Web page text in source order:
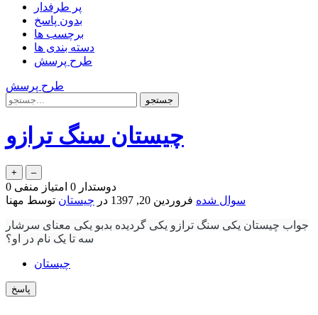
پر طرفدار
بدون پاسخ
برچسب ها
دسته بندی ها
طرح پرسش
طرح پرسش
چیستان سنگ ترازو
0 دوستدار 0 امتیاز منفی
سوال شده فروردین 20, 1397 در چیستان توسط مهنا
جواب چیستان یکی سنگ ترازو یکی گردیده بدبو یکی معنای سرشار
سه تا یک نام در او؟
چیستان